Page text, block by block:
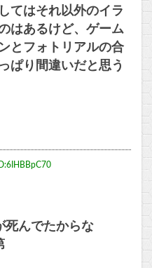
てはそれ以外のイラ
はあるけど、ゲーム
とフォトリアルの合
ぱり間違いだと思う
死んでたからな